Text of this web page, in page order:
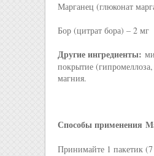
Марганец (глюконат
Бор (цитрат бора) – 2 мг
Другие ингредиенты:
покрытие
магния.
Способы применения
Принимайте 1 пакетик